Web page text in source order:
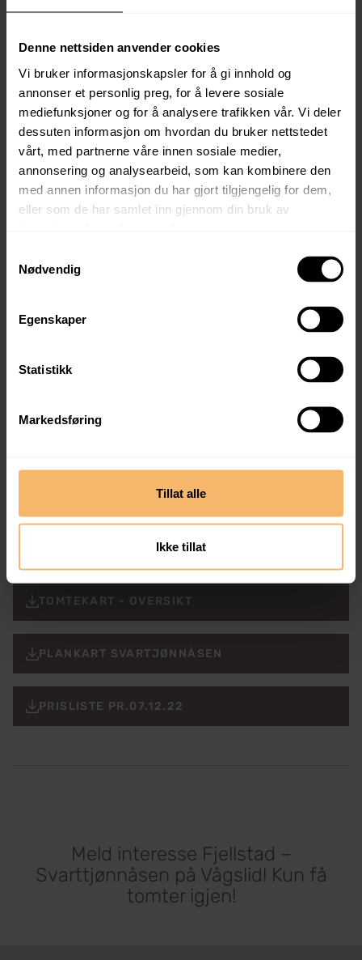
Denne nettsiden anvender cookies
Vi bruker informasjonskapsler for å gi innhold og
annonser et personlig preg, for å levere sosiale
mediefunksjoner og for å analysere trafikken vår. Vi deler
dessuten informasjon om hvordan du bruker nettstedet
vårt, med partnerne våre innen sosiale medier,
annonsering og analysearbeid, som kan kombinere den
med annen informasjon du har gjort tilgjengelig for dem,
eller som de har samlet inn gjennom din bruk av
Nødvendig
Egenskaper
Statistikk
Markedsføring
Tillat alle
Ikke tillat
over havet.
varmestue med afterski og sportsbutikk.
Om sommeren er Vågslid/Haukeliområdet et svært godt
egnet område for fjellvandring. Fra Vågsli går løypene
både mot Haukeliseter og turisthyttene på
Hardangervidda og Setesdal/Ryfylkeheiene.
Edland med butikker ligger ca. 10 minutters kjøring i fra.
kjøp/reservasjon/befaring eller mer info:
Ronny Gundersen – 98229386 – ronnyg@bergesag.no
Rådgiver Hytter og Hus
TOMTEKART - OVERSIKT
PLANKART SVARTJØNNÅSEN
PRISLISTE PR.07.12.22
Meld interesse Fjellstad –
Svarttjønnåsen på Vågslid! Kun få
tomter igjen!